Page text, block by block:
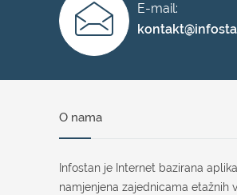
E-mail:
O nama
Infostan je Internet bazirana
namjenjena zajednicama etažnih